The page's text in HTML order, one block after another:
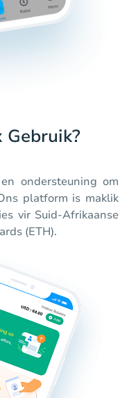
ondersteuning om
platform is maklik
vir Suid-Afrikaanse
(ETH).